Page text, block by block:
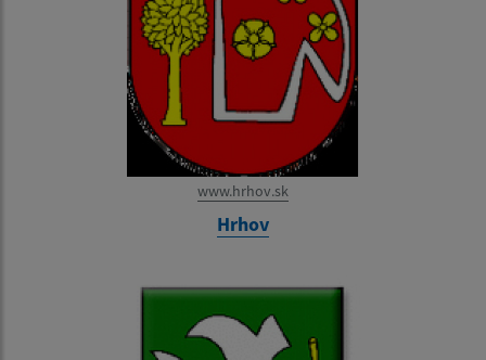
www.hrhov.sk
Hrhov